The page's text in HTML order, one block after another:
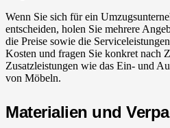
Wenn Sie sich für ein
entscheiden, holen Sie mehrere
die Preise sowie die
Kosten und fragen Sie konkret nach
Zusatzleistungen wie das Ein- und
von Möbeln.
Materialien und